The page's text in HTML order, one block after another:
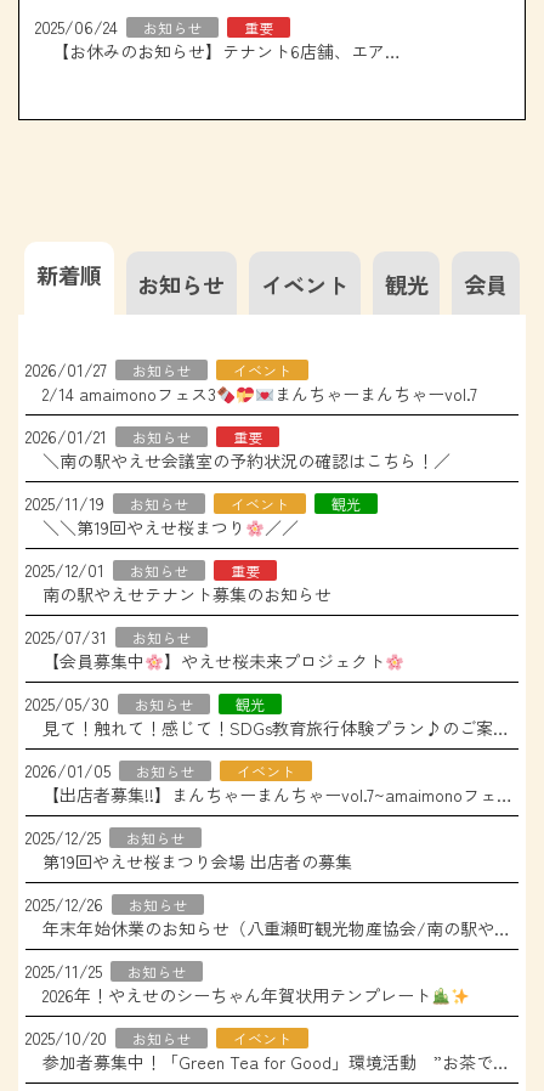
2025/06/24
お知らせ 重要
【お休みのお知らせ】テナント6店舗、エアコン取り換え工事について
新着順 お知らせ イベント 観光 会員
2026/01/27 お知らせ イベント
2/14 amaimonoフェス3
まんちゃーまんちゃーvol.7
2026/01/21
お知らせ 重要
＼南の駅やえせ会議室の予約状況の確認はこちら！／
2025/11/19
お知らせ イベント 観光
＼＼第19回やえせ桜まつり
／／
2025/12/01
お知らせ 重要
南の駅やえせテナント募集のお知らせ
2025/07/31
お知らせ
【会員募集中
】やえせ桜未来プロジェクト
2025/05/30
お知らせ 観光
見て！触れて！感じて！SDGs教育旅行体験プラン♪のご案内【沖縄県八重瀬町】
2026/01/05
お知らせ イベント
【出店者募集!!】まんちゃーまんちゃーvol.7~amaimonoフェス3
2025/12/25
お知らせ
第19回やえせ桜まつり会場 出店者の募集
2025/12/26
お知らせ
年末年始休業のお知らせ（八重瀬町観光物産協会/南の駅やえせ）
2025/11/25
お知らせ
2026年！やえせのシーちゃん年賀状用テンプレート
2025/10/20
お知らせ イベント
参加者募集中！「Green Tea for Good」環境活動 ”お茶で沖縄を美しく”